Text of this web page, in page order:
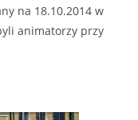
na 18.10.2014 w
animatorzy przy